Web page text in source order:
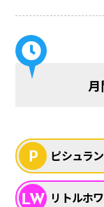
ピシュラ
リトルホ